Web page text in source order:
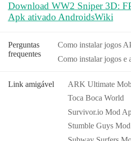
Download WW2 Sniper 3D:
Apk ativado AndroidsWiki
Perguntas
frequentes
Como instalar jogos
Como instalar jogos e
Link amigável
ARK Ultimate
Toca Boca World
Survivor.io Mod
Stumble Guys